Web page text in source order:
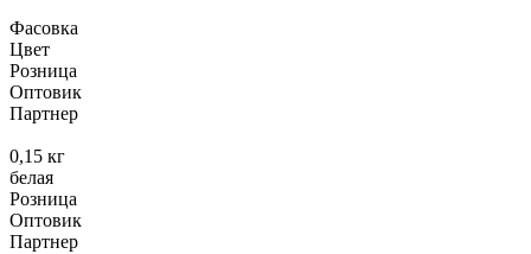
Фасовка
Цвет
Розница
Оптовик
Партнер
0,15 кг
белая
Розница
Оптовик
Партнер